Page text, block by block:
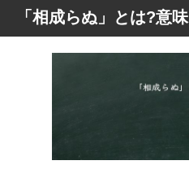
「相成らぬ」とは?意
「相成らぬ」の類語
「相成らぬ」とは?意味